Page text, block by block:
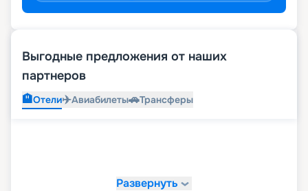
Выгодные предложения от наших
партнеров
🏨Отели✈️Авиабилеты🚗Трансферы
Развернуть